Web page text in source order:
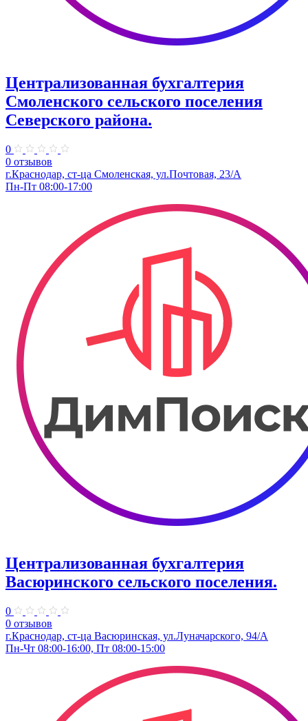
Централизованная бухгалтерия
Смоленского сельского поселения
Северского района.
0
0 отзывов
г.Краснодар, ст-ца Смоленская, ул.Почтовая, 23/А
Пн-Пт 08:00-17:00
Централизованная бухгалтерия
Васюринского сельского поселения.
0
0 отзывов
г.Краснодар, ст-ца Васюринская, ул.Луначарского, 94/А
Пн-Чт 08:00-16:00, Пт 08:00-15:00